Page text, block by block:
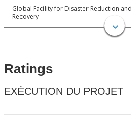
Global Facility for Disaster Reduction and
Recovery
Ratings
EXÉCUTION DU PROJET